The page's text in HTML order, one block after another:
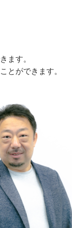
ます。
とができます。